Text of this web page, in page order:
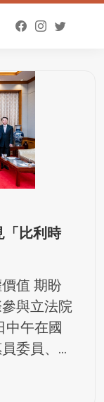
「比利時
值 期盼
與立法院
午在國
委員、民
主任秘書
院議員